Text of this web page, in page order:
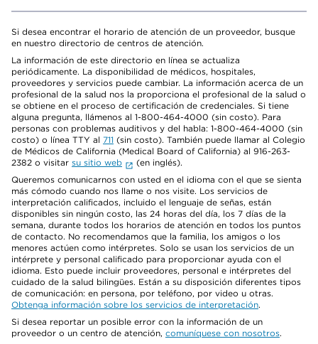
Si desea encontrar el horario de atención de un proveedor, busque
en nuestro directorio de centros de atención.
La información de este directorio en línea se actualiza
periódicamente. La disponibilidad de médicos, hospitales,
proveedores y servicios puede cambiar. La información acerca de un
profesional de la salud nos la proporciona el profesional de la salud o
se obtiene en el proceso de certificación de credenciales. Si tiene
alguna pregunta, llámenos al 1-800-464-4000 (sin costo). Para
personas con problemas auditivos y del habla: 1-800-464-4000 (sin
costo) o línea TTY al 711 (sin costo). También puede llamar al Colegio
de Médicos de California (Medical Board of California) al 916-263-
2382 o visitar su sitio web
(en inglés).
Queremos comunicarnos con usted en el idioma con el que se sienta
más cómodo cuando nos llame o nos visite. Los servicios de
interpretación calificados, incluido el lenguaje de señas, están
disponibles sin ningún costo, las 24 horas del día, los 7 días de la
semana, durante todos los horarios de atención en todos los puntos
de contacto. No recomendamos que la familia, los amigos o los
menores actúen como intérpretes. Solo se usan los servicios de un
intérprete y personal calificado para proporcionar ayuda con el
idioma. Esto puede incluir proveedores, personal e intérpretes del
cuidado de la salud bilingües. Están a su disposición diferentes tipos
de comunicación: en persona, por teléfono, por video u otras.
Obtenga información sobre los servicios de interpretación.
Si desea reportar un posible error con la información de un
proveedor o un centro de atención, comuníquese con nosotros.